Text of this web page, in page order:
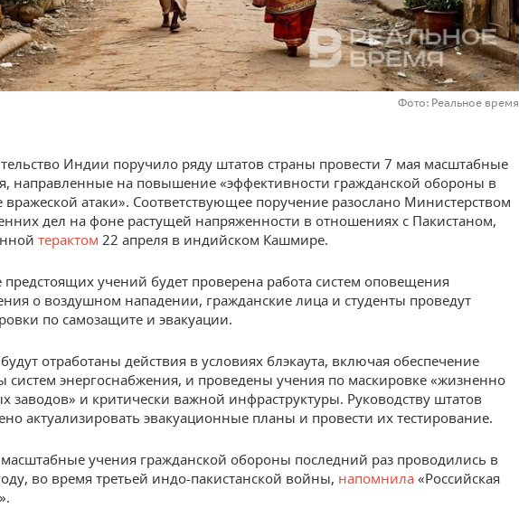
Фото: Реальное время
Индии поручило ряду штатов страны провести 7 мая масштабные
направленные на повышение «эффективности гражданской обороны в
вражеской атаки». Соответствующее поручение разослано Министерством
дел на фоне растущей напряженности в отношениях с Пакистаном,
терактом 22 апреля в индийском Кашмире.
предстоящих учений будет проверена работа систем оповещения
о воздушном нападении, гражданские лица и студенты проведут
по самозащите и эвакуации.
отработаны действия в условиях блэкаута, включая обеспечение
систем энергоснабжения, и проведены учения по маскировке «жизненно
заводов» и критически важной инфраструктуры. Руководству штатов
актуализировать эвакуационные планы и провести их тестирование.
учения гражданской обороны последний раз проводились в
во время третьей индо-пакистанской войны, напомнила «Российская